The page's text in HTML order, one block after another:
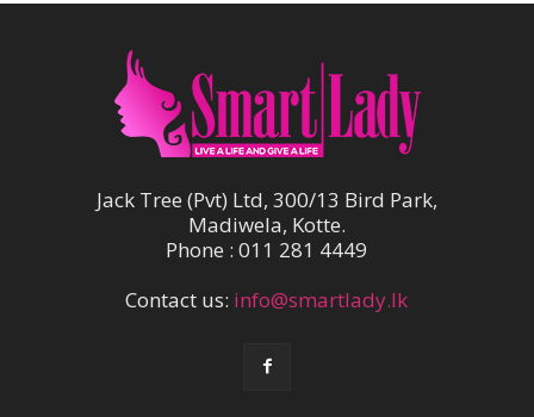
Jack Tree (Pvt) Ltd, 300/13 Bird Park,
Madiwela, Kotte.
Phone : 011 281 4449
Contact us: info@smartlady.lk